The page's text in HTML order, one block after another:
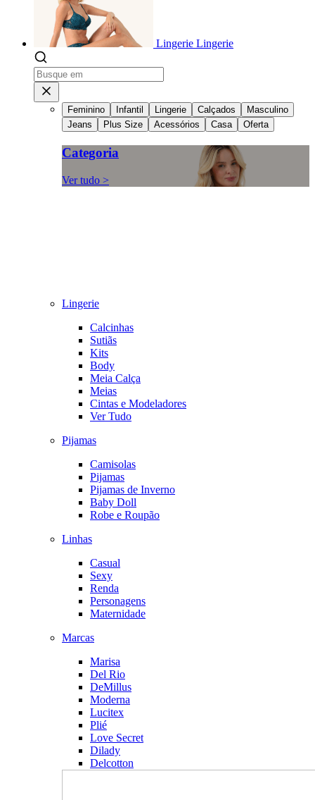
Lingerie Lingerie
Feminino Infantil Lingerie Calçados
Masculino
Jeans
Plus Size Acessórios Casa Oferta
Categoria
Ver tudo >
Lingerie
Calcinhas
Sutiãs
Kits
Body
Meia Calça
Meias
Cintas e Modeladores
Ver Tudo
Pijamas
Camisolas
Pijamas
Pijamas de Inverno
Baby Doll
Robe e Roupão
Linhas
Casual
Sexy
Renda
Personagens
Maternidade
Marcas
Marisa
Del Rio
DeMillus
Moderna
Lucitex
Plié
Love Secret
Dilady
Delcotton